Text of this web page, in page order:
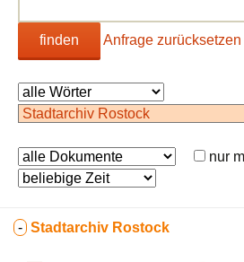
finden Anfrage zurücksetzen
nur
- Stadtarchiv Rostock